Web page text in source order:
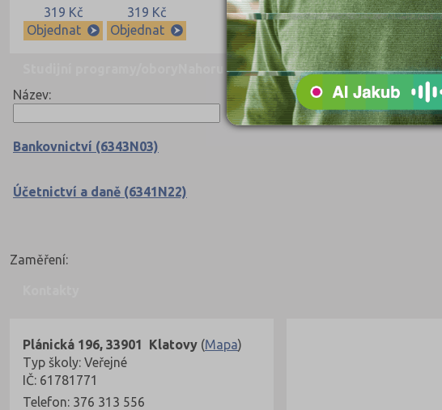
319 Kč
Objednat
319 Kč
Objednat
Název:
Typ:
Bankovnictví (6343N03)
Účetnictví a daně (6341N22)
Zaměření:
Plánická 196, 33901 Klatovy (Mapa)
Typ školy: Veřejné
IČ: 61781771
Telefon: 376 313 556